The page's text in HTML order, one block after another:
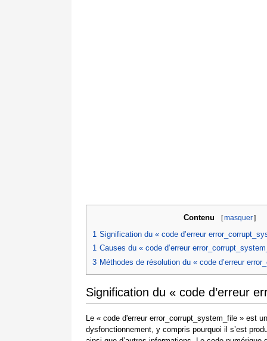
Contenu [masquer]
1 Signification du « code d’erreur
1 Causes du « code d’erreur
3 Méthodes de résolution du « code d’erreur
Signification du « code d’erreur
Le « code d'erreur error_corrupt_system_file » est
dysfonctionnement, y compris pourquoi il s’est